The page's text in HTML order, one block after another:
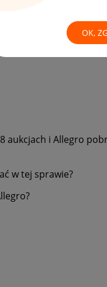
OK,
minimalną,
aukcjach i Allegro
w tej sprawie?